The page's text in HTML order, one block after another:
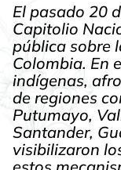
El pasado 20
Capitolio
pública sobre
Colombia. En
indígenas,
de regiones
Putumayo,
Santander,
visibilizaron